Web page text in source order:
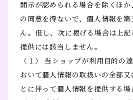
開示が認められる場合を除くほ
の同意を得ないで、個人情報を
ん。但し、次に掲げる場合は上
提供には該当しません。
（１） 当ショップが利用目的の
おいて個人情報の取扱いの全部
とに伴って個人情報を提供する場